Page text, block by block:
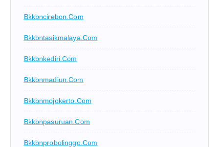
Bkkbncirebon.com
Bkkbntasikmalaya.com
Bkkbnkediri.com
Bkkbnmadiun.com
Bkkbnmojokerto.com
Bkkbnpasuruan.com
Bkkbnprobolinggo.com